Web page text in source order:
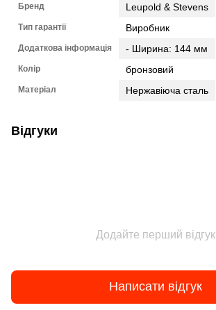
Бренд Leupold & Stevens
Тип гарантії Виробник
Додаткова інформація - Ширина: 144 мм
Колір бронзовий
Матеріал Нержавіюча сталь
Відгуки
Додайте перший відгук
Написати відгук